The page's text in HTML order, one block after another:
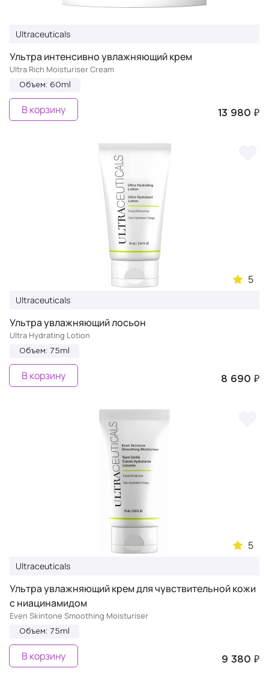
Ultraceuticals
Ультра интенсивно увлажняющий крем
Ultra Rich Moisturiser Cream
Объем: 60ml
13 980 ₽
В корзину
5
Ultraceuticals
Ультра увлажняющий лосьон
Ultra Hydrating Lotion
Объем: 75ml
8 690 ₽
В корзину
5
Ultraceuticals
Ультра увлажняющий крем для чувствительной кожи
с ниацинамидом
Even Skintone Smoothing Moisturiser
Объем: 75ml
9 380 ₽
В корзину